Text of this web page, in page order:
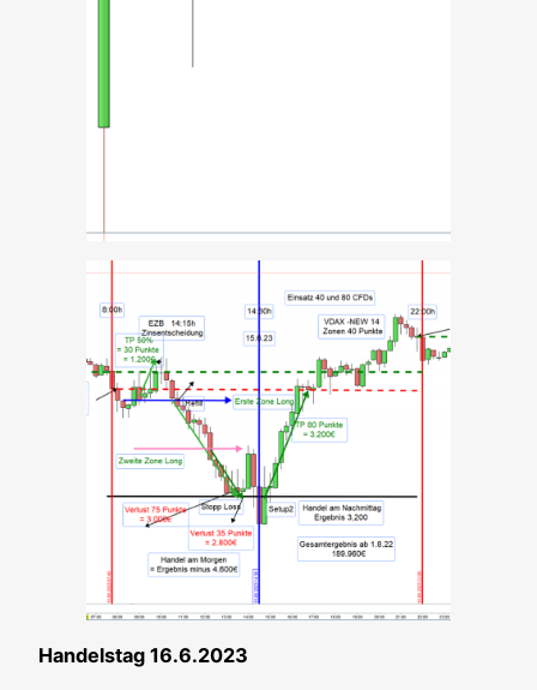
Han­dels­tag 16.6.2023